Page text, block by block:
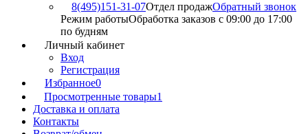
8(495)151-31-07Отдел продажОбратный звонок
Режим работыОбработка заказов с 09:00 до 17:00
по будням
Личный кабинет
Вход
Регистрация
Избранное0
Просмотренные товары1
Доставка и оплата
Контакты